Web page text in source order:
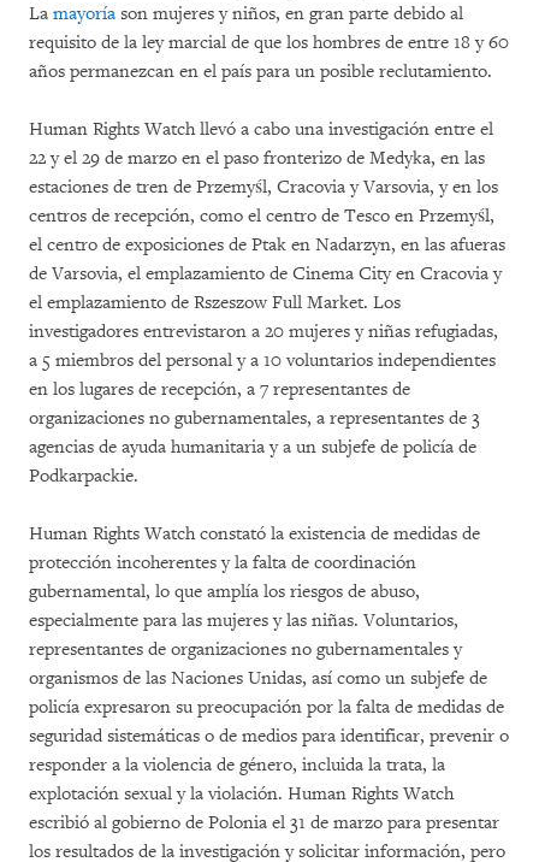
La mayoría son mujeres y niños, en gran parte debido al
requisito de la ley marcial de que los hombres de entre 18 y 60
años permanezcan en el país para un posible reclutamiento.
Human Rights Watch llevó a cabo una investigación entre el
22 y el 29 de marzo en el paso fronterizo de Medyka, en las
estaciones de tren de Przemyśl, Cracovia y Varsovia, y en los
centros de recepción, como el centro de Tesco en Przemyśl,
el centro de exposiciones de Ptak en Nadarzyn, en las afueras
de Varsovia, el emplazamiento de Cinema City en Cracovia y
el emplazamiento de Rszeszow Full Market. Los
investigadores entrevistaron a 20 mujeres y niñas refugiadas,
a 5 miembros del personal y a 10 voluntarios independientes
en los lugares de recepción, a 7 representantes de
organizaciones no gubernamentales, a representantes de 3
agencias de ayuda humanitaria y a un subjefe de policía de
Podkarpackie.
Human Rights Watch constató la existencia de medidas de
protección incoherentes y la falta de coordinación
gubernamental, lo que amplía los riesgos de abuso,
especialmente para las mujeres y las niñas. Voluntarios,
representantes de organizaciones no gubernamentales y
organismos de las Naciones Unidas, así como un subjefe de
policía expresaron su preocupación por la falta de medidas de
seguridad sistemáticas o de medios para identificar, prevenir o
responder a la violencia de género, incluida la trata, la
explotación sexual y la violación. Human Rights Watch
escribió al gobierno de Polonia el 31 de marzo para presentar
los resultados de la investigación y solicitar información, pero